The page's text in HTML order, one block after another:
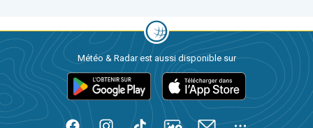
Météo & Radar est aussi disponible sur